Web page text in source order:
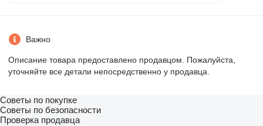
Важно
Описание товара предоставлено продавцом. Пожалуйста,
уточняйте все детали непосредственно у продавца.
Советы по покупке
Советы по безопасности
Проверка продавца